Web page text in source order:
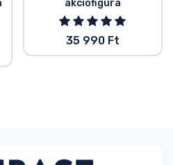
akciófigura
35 990 Ft